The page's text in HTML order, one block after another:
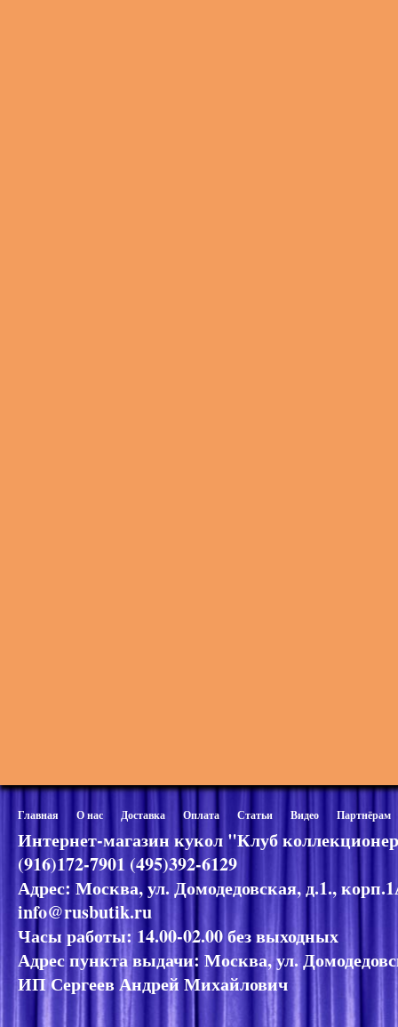
Главная О нас Доставка Оплата Статьи Видео Партнёрам
Интернет-магазин кукол "Клуб
(916)172-7901 (495)392-6129
Адрес: Москва, ул. Домодедовская, д.1.,
info@rusbutik.ru
Часы работы: 14.00-02.00 без выходных
Адрес пункта выдачи: Москва, ул.
ИП Сергеев Андрей Михайлович